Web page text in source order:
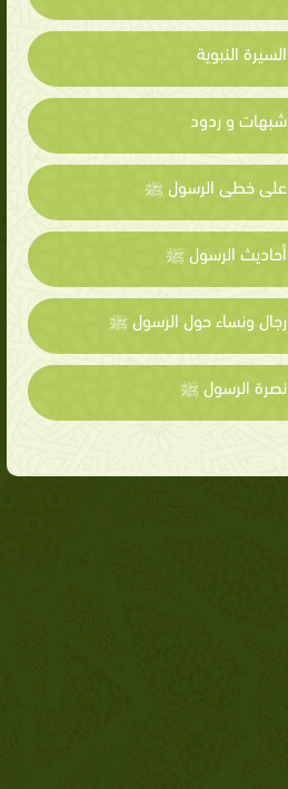
السيرة النبوية
شبهات و ردود
على خطى الرسول ﷺ
أحاديث الرسول ﷺ
رجال ونساء حول الرسول ﷺ
نصرة الرسول ﷺ